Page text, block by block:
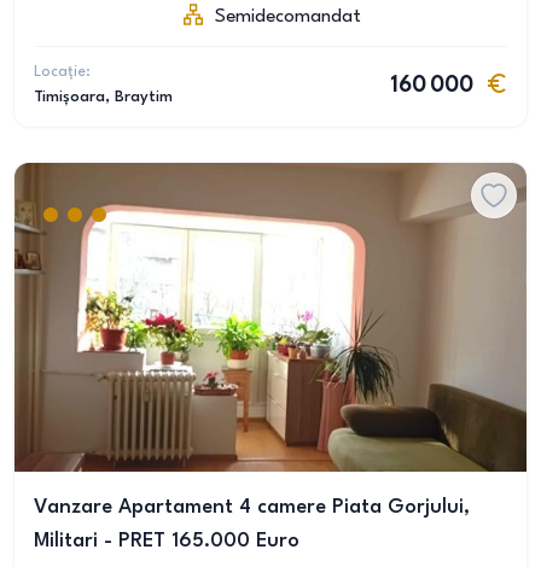
Semidecomandat
Locație:
Timișoara, Braytim
160 000
Vanzare Apartament 4 camere Piata Gorjului,
Militari - PRET 165.000 Euro